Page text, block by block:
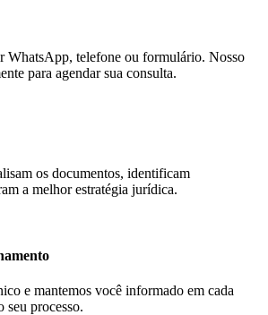
WhatsApp, telefone ou formulário. Nosso
para agendar sua consulta.
os documentos, identificam
a melhor estratégia jurídica.
e mantemos você informado em cada
seu processo.